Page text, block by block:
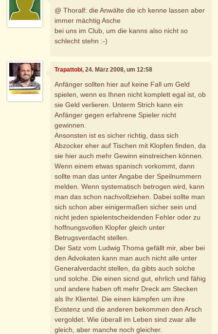
@ Thoralf: die Anwälte die ich kenne lassen aber
immer mächtig Asche
bei uns im Club, um die kanns also nicht so
schlecht stehn :-)
Trapattobi, 24. März 2008, um 12:58
Anfänger sollten hier auf keine Fall um Geld
spielen, wenn es Ihnen nicht komplett egal ist, ob
sie Geld verlieren. Unterm Strich kann ein
Anfänger gegen erfahrene Spieler nicht
gewinnen.
Ansonsten ist es sicher richtig, dass sich
Abzocker eher auf Tischen mit Klopfen finden, da
sie hier auch mehr Gewinn einstreichen können.
Wenn einem etwas spanisch vorkommt, dann
sollte man das unter Angabe der Speilnummern
melden. Wenn systematisch betrogen wird, kann
man das schon nachvollziehen. Dabei sollte man
sich schon aber einigermaßen sicher sein und
nicht jeden spielentscheidenden Fehler oder zu
hoffnungsvollen Klopfer gleich unter
Betrugsverdacht stellen.
Der Satz vom Ludwig Thoma gefällt mir, aber bei
den Advokaten kann man auch nicht alle unter
Generalverdacht stellen, da gibts auch solche
und solche. Die einen sicnd gut, ehrlich und fähig
und andere haben oft mehr Dreck am Stecken
als Ihr Klientel. Die einen kämpfen um ihre
Existenz und die anderen bekommen den Arsch
vergoldet. Wie überall im Leben sind zwar alle
gleich, aber manche noch gleicher.